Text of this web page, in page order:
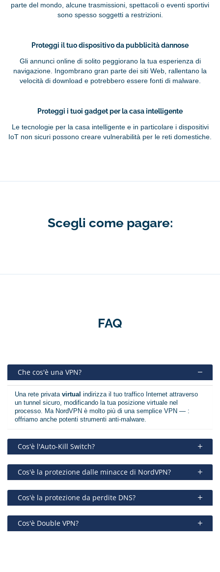
parte del mondo, alcune trasmissioni, spettacoli o eventi sportivi
sono spesso soggetti a restrizioni.
Proteggi il tuo dispositivo da pubblicità dannose
Gli annunci online di solito peggiorano la tua esperienza di
navigazione. Ingombrano gran parte dei siti Web, rallentano la
velocità di download e potrebbero essere fonti di malware.
Proteggi i tuoi gadget per la casa intelligente
Le tecnologie per la casa intelligente e in particolare i dispositivi
IoT non sicuri possono creare vulnerabilità per le reti domestiche.
Scegli come pagare:
FAQ
Che cos'è una VPN?
Una rete privata virtual indirizza il tuo traffico Internet attraverso
un tunnel sicuro, modificando la tua posizione virtuale nel
processo. Ma NordVPN è molto più di una semplice VPN — :
offriamo anche potenti strumenti anti-malware.
Cos'è l'Auto-Kill Switch?
Cos'è la protezione dalle minacce di NordVPN?
Cos'è la protezione da perdite DNS?
Cos'è Double VPN?